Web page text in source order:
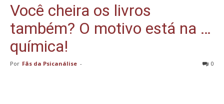
Você cheira os livros
também? O motivo está na …
química!
Por Fãs da Psicanálise - 0